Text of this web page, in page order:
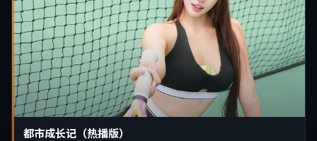
都市成长记（热播版）